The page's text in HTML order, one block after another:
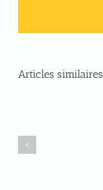
Articles similaires